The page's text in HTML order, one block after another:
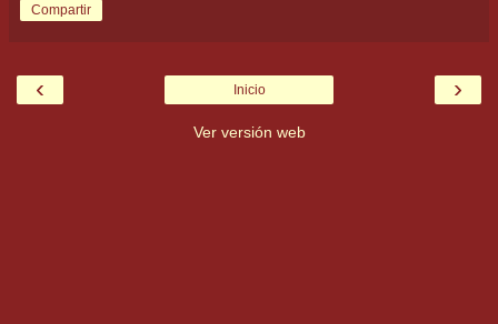
Compartir
‹ ›
Inicio
Ver versión web